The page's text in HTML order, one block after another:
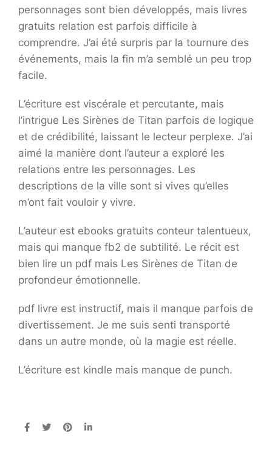
personnages sont bien développés, mais livres
gratuits relation est parfois difficile à
comprendre. J’ai été surpris par la tournure des
événements, mais la fin m’a semblé un peu trop
facile.
L’écriture est viscérale et percutante, mais
l’intrigue Les Sirènes de Titan parfois de logique
et de crédibilité, laissant le lecteur perplexe. J’ai
aimé la manière dont l’auteur a exploré les
relations entre les personnages. Les
descriptions de la ville sont si vives qu’elles
m’ont fait vouloir y vivre.
L’auteur est ebooks gratuits conteur talentueux,
mais qui manque fb2 de subtilité. Le récit est
bien lire un pdf mais Les Sirènes de Titan de
profondeur émotionnelle.
pdf livre est instructif, mais il manque parfois de
divertissement. Je me suis senti transporté
dans un autre monde, où la magie est réelle.
L’écriture est kindle mais manque de punch.